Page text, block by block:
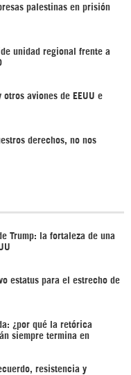
palestinas en prisión
unidad regional frente a
otros aviones de EEUU e
derechos, no nos
Trump: la fortaleza de una
estatus para el estrecho de
¿por qué la retórica
siempre termina en
resistencia y